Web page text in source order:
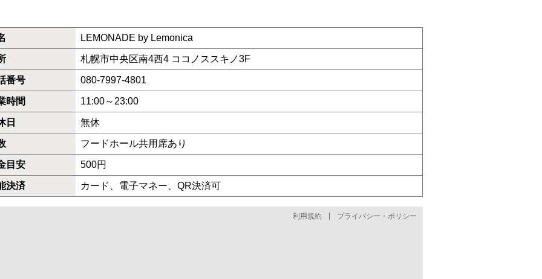
LEMONADE by Lemonica
札幌市中央区南4西4 ココノススキノ3F
番号 080-7997-4801
時間 11:00～23:00
日 無休
フードホール共用席あり
目安 500円
決済 カード、電子マネー、QR決済可
利用規約 プライバシー・ポリシー